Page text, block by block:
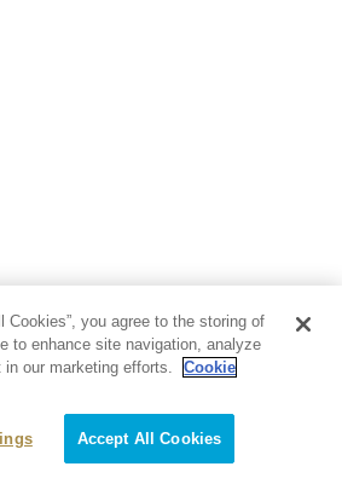
Cookies”, you agree to the storing of
to enhance site navigation, analyze
our marketing efforts.
Cookie
Accept All Cookies